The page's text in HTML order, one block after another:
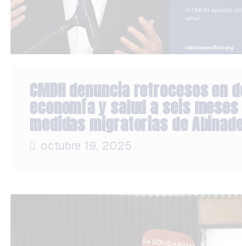
CMDH denuncia retrocesos en
economía y salud a seis meses
medidas migratorias de
octubre 19, 2025